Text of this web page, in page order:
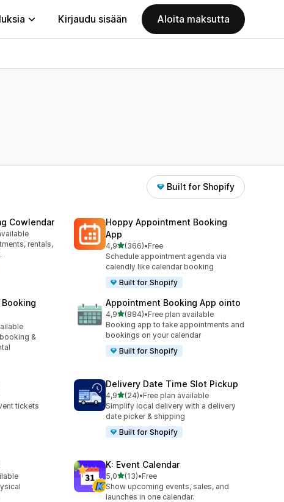
Kirjaudu sisään Aloita maksutta
Built for Shopify
Cowlendar
rentals,
Hoppy Appointment Booking
App
4,9/ 5 tähteä
(366)
366 arvostelua yhteensä
•Free
Schedule appointment agenda via
calendly like calendar booking
Built for Shopify
&
Appointment Booking App ointo
4,9/ 5 tähteä
(884)
884 arvostelua yhteensä
•Free plan available
Booking app to take appointments and
bookings on your calendar
Built for Shopify
tickets
Delivery Date Time Slot Pickup
4,9/ 5 tähteä
(24)
24 arvostelua yhteensä
•Free plan available
Simplify local delivery with a delivery
date picker & shipping
Built for Shopify
K: Event Calendar
5,0/ 5 tähteä
(13)
13 arvostelua yhteensä
•Free
Show upcoming events, sales, and
launches in one calendar.